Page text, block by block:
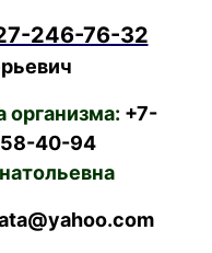
246-76-32
организма: +7-
40-94